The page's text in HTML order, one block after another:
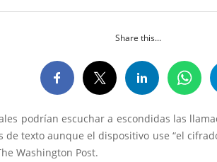
Share this...
podrían escuchar a escondidas las
de texto aunque el dispositivo use “el
Washington Post.